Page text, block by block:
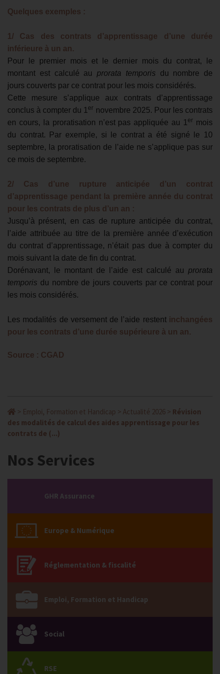
Quelques exemples :
1/ Cas des contrats d’apprentissage d’une durée
inférieure à un an.
Pour le premier mois et le dernier mois du contrat, le
montant est calculé au prorata temporis du nombre de
jours couverts par ce contrat pour les mois considérés.
Cette mesure s’applique aux contrats d’apprentissage
conclus à compter du 1 er novembre 2025. Pour les contrats
en cours, la proratisation n’est pas appliquée au 1 er mois
du contrat. Par exemple, si le contrat a été signé le 10
septembre, la proratisation de l’aide ne s’applique pas sur
ce mois de septembre.
2/ Cas d’une rupture anticipée d’un contrat
d’apprentissage pendant la première année du contrat
pour les contrats de plus d’un an :
Jusqu’à présent, en cas de rupture anticipée du contrat,
l’aide attribuée au titre de la première année d’exécution
du contrat d’apprentissage, n’était pas due à compter du
mois suivant la date de fin du contrat.
Dorénavant, le montant de l’aide est calculé au prorata
temporis du nombre de jours couverts par ce contrat pour
les mois considérés.
Les modalités de versement de l’aide restent inchangées
pour les contrats d’une durée supérieure à un an.
Source : CGAD
> Emploi, Formation et Handicap > Actualité 2026 > Révision
des modalités de calcul des aides apprentissage pour les
contrats de (...)
Nos Services
GHR Assurance
Europe & Numérique
Réglementation & fiscalité
Emploi, Formation et Handicap
Social
RSE